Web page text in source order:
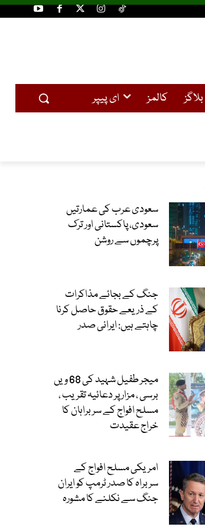
بلاگز کالمز ای پیپر
سعودی عرب کی عمارتیں
سعودی، پاکستانی اور ترک
پرچموں سے روشن
جنگ کے بجائے مذاکرات
کے ذریعے حقوق حاصل کرنا
چاہتے ہیں: ایرانی صدر
میجر طفیل شہید کی 68 ویں
برسی ، مزار پر دعائیہ تقریب ،
مسلح افواج کے سربراہان کا
خراج عقیدت
امریکی مسلح افواج کے
سربراہ کا صدر ٹرمپ کو ایران
جنگ سے نکلنے کا مشورہ